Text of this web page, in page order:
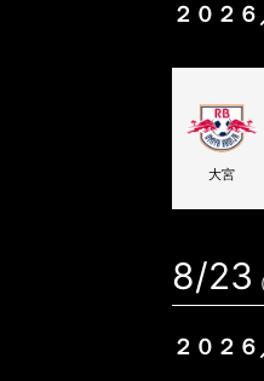
２０２
大宮
8/23
２０２